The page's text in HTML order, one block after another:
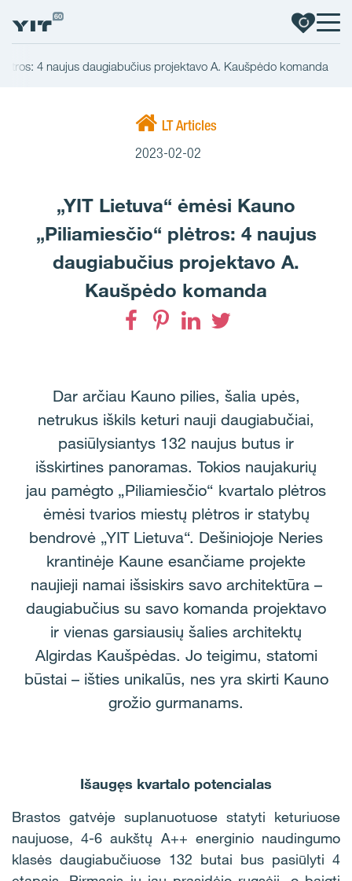
4 naujus daugiabučius projektavo A. Kaušpėdo komanda
LT Articles
2023-02-02
„YIT Lietuva“ ėmėsi Kauno
„Piliamiesčio“ plėtros: 4 naujus
daugiabučius projektavo A.
Kaušpėdo komanda
Dar arčiau Kauno pilies, šalia upės,
netrukus iškils keturi nauji daugiabučiai,
pasiūlysiantys 132 naujus butus ir
išskirtines panoramas. Tokios naujakurių
jau pamėgto „Piliamiesčio“ kvartalo plėtros
ėmėsi tvarios miestų plėtros ir statybų
bendrovė „YIT Lietuva“. Dešiniojoje Neries
krantinėje Kaune esančiame projekte
naujieji namai išsiskirs savo architektūra –
daugiabučius su savo komanda projektavo
ir vienas garsiausių šalies architektų
Algirdas Kaušpėdas. Jo teigimu, statomi
būstai – išties unikalūs, nes yra skirti Kauno
grožio gurmanams.
Išaugęs kvartalo potencialas
Brastos gatvėje suplanuotuose statyti keturiuose
naujuose, 4-6 aukštų A++ energinio naudingumo
klasės daugiabučiuose 132 butai bus pasiūlyti 4